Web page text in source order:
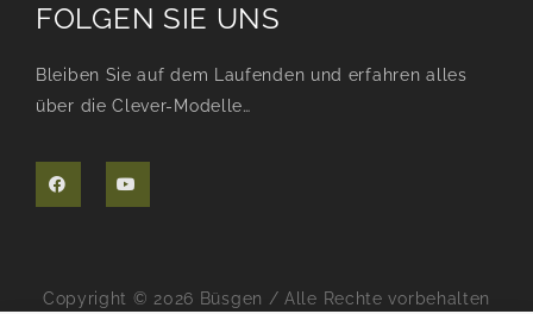
FOLGEN SIE UNS
Bleiben Sie auf dem Laufenden und erfahren alles
über die Clever-Modelle…
a
o
Copyright © 2026 Büsgen / Alle Rechte vorbehalten